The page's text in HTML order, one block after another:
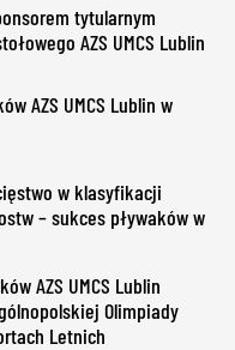
tytularnym
AZS UMCS Lublin
AZS UMCS Lublin w
w klasyfikacji
– sukces pływaków w
AZS UMCS Lublin
Olimpiady
Letnich